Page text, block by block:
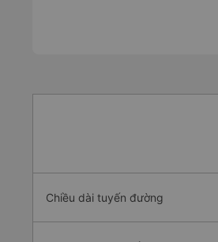
Chiều dài tuyến đường